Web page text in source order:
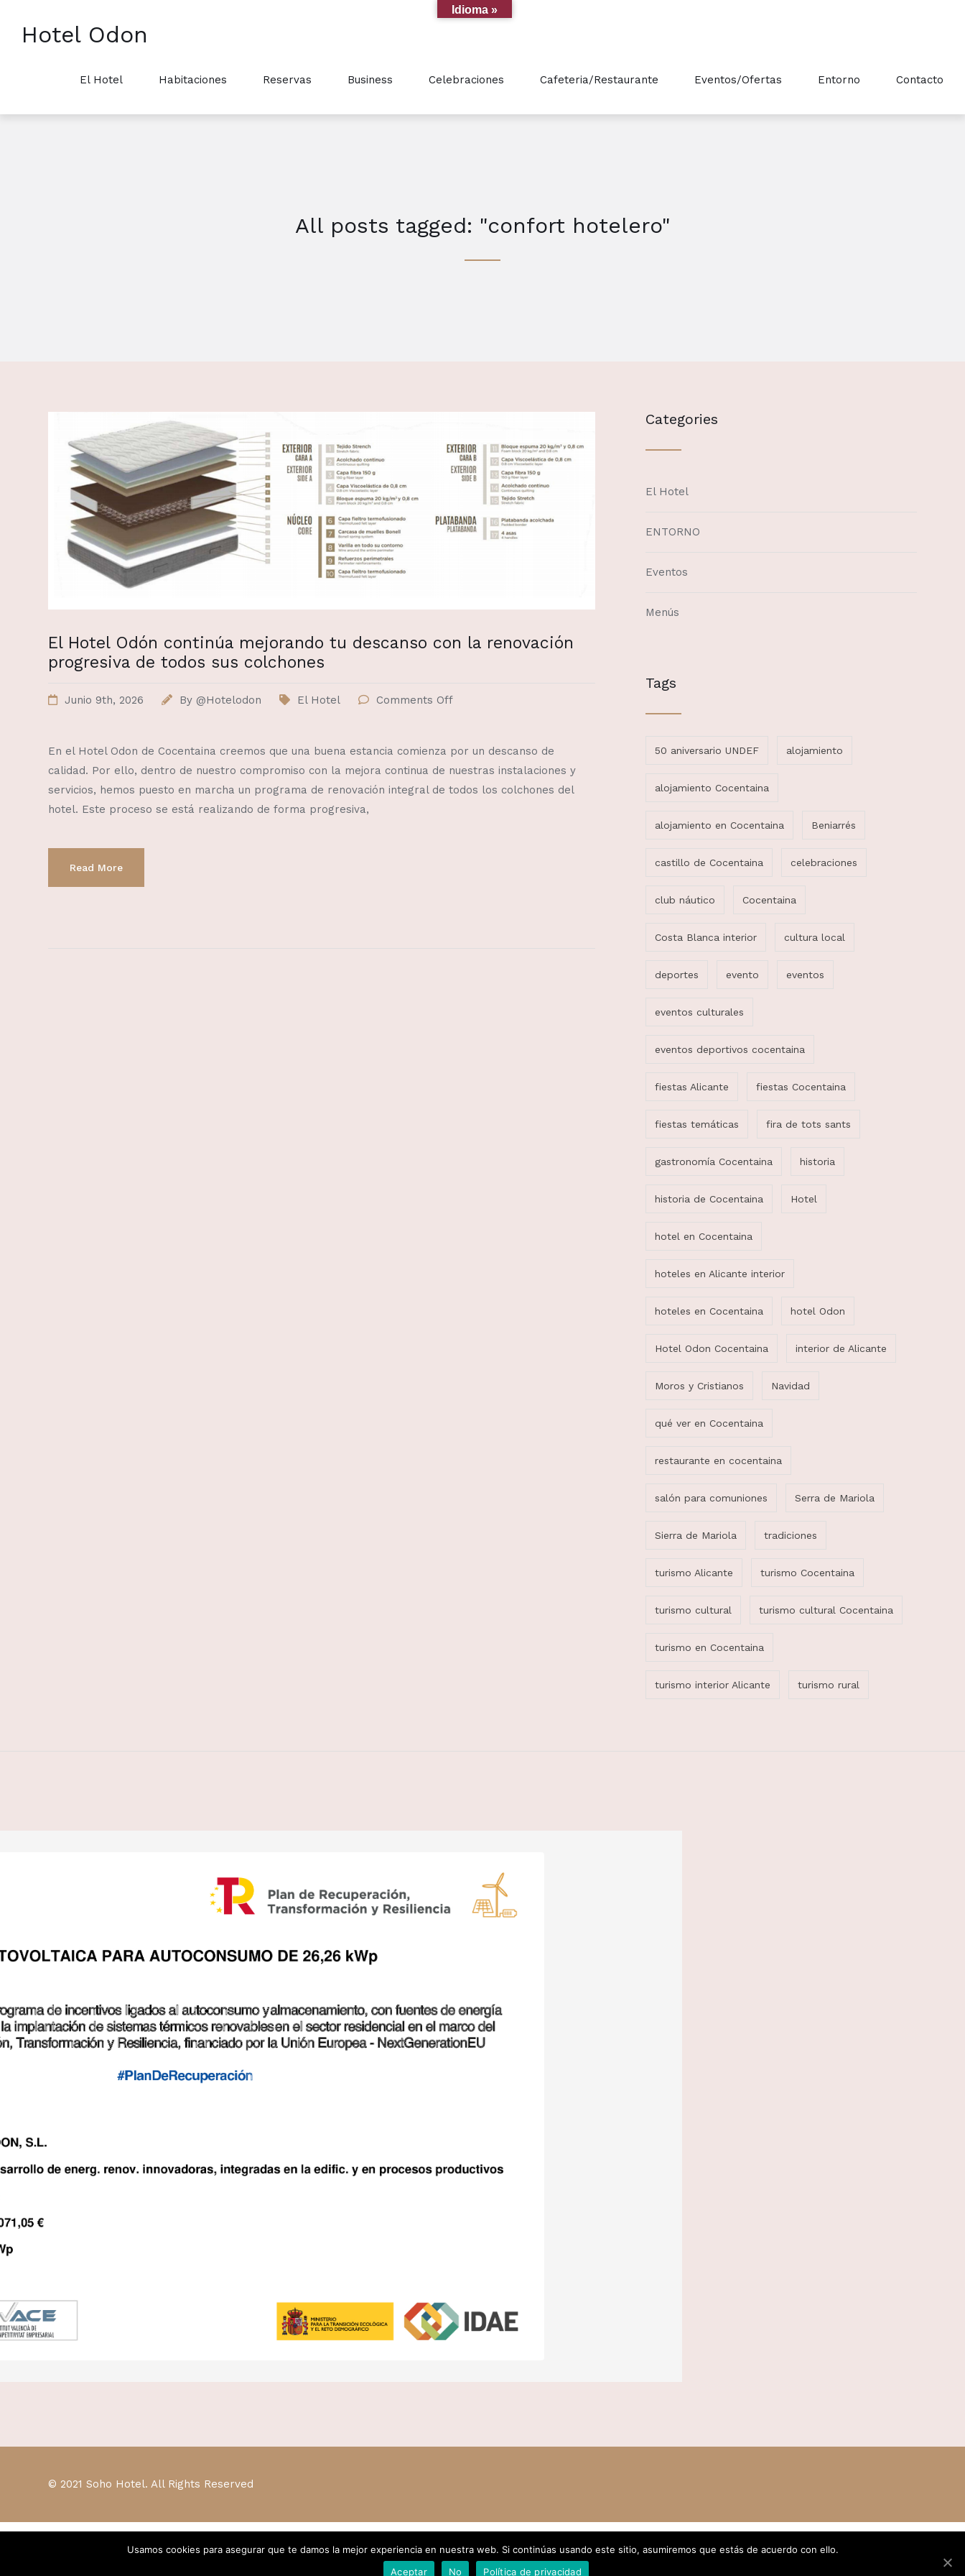
Hotel Odon
El Hotel Habitaciones Reservas Business Celebraciones Cafeteria/Restaurante Eventos/Ofertas Entorno Contacto
All posts tagged: "confort hotelero"
El Hotel Odón continúa mejorando tu descanso con la renovación
progresiva de todos sus colchones
Junio 9th, 2026 By @Hotelodon El Hotel Comments Off
En el Hotel Odon de Cocentaina creemos que una buena estancia comienza por un descanso de
calidad. Por ello, dentro de nuestro compromiso con la mejora continua de nuestras instalaciones y
servicios, hemos puesto en marcha un programa de renovación integral de todos los colchones del
hotel. Este proceso se está realizando de forma progresiva,
Read More
Categories
El Hotel
ENTORNO
Eventos
Menús
Tags
50 aniversario UNDEF alojamiento
alojamiento Cocentaina
alojamiento en Cocentaina Beniarrés
castillo de Cocentaina celebraciones
club náutico Cocentaina
Costa Blanca interior cultura local
deportes evento eventos
eventos culturales
eventos deportivos cocentaina
fiestas Alicante fiestas Cocentaina
fiestas temáticas fira de tots sants
gastronomía Cocentaina historia
historia de Cocentaina Hotel
hotel en Cocentaina
hoteles en Alicante interior
hoteles en Cocentaina hotel Odon
Hotel Odon Cocentaina interior de Alicante
Moros y Cristianos Navidad
qué ver en Cocentaina
restaurante en cocentaina
salón para comuniones Serra de Mariola
Sierra de Mariola tradiciones
turismo Alicante turismo Cocentaina
turismo cultural turismo cultural Cocentaina
turismo en Cocentaina
turismo interior Alicante turismo rural
© 2021 Soho Hotel. All Rights Reserved
Idioma »
Usamos cookies para asegurar que te damos la mejor experiencia en nuestra web. Si continúas usando este sitio, asumiremos que estás de acuerdo con ello.
Aceptar
No Política de privacidad